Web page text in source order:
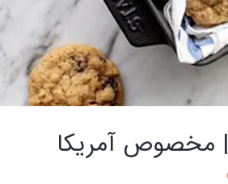
| مخصوص آمریکا